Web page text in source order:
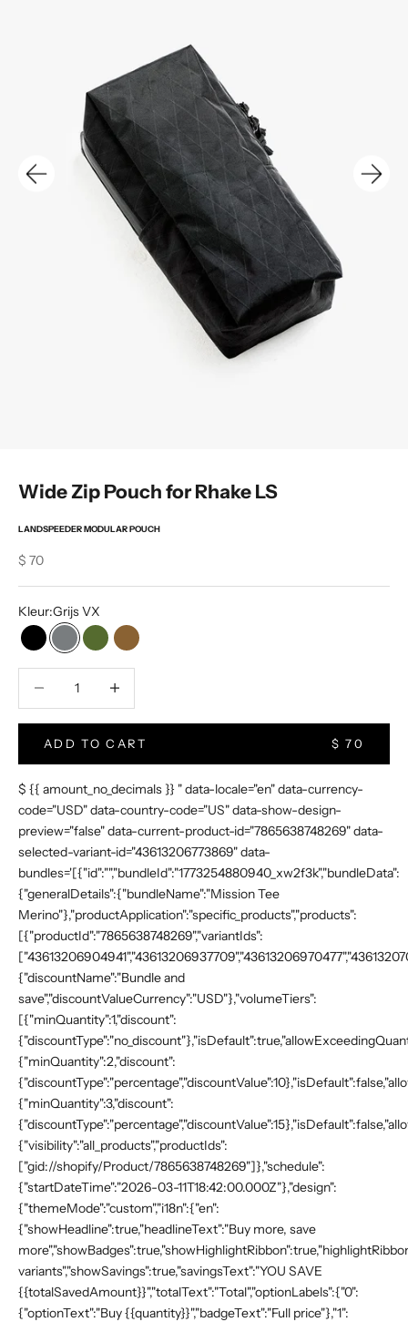
Wide Zip Pouch for Rhake LS
LANDSPEEDER MODULAR POUCH
Sale price
$ 70
Kleur:Grijs VX
Zwart VXGrijs VXOlijf VXCoyote VX
ADD TO CART $ 70
$ {{ amount_no_decimals }} " data-locale="en" data-currency-
code="USD" data-country-code="US" data-show-design-
preview="false" data-current-product-id="7865638748269" data-
selected-variant-id="43613206773869" data-
bundles='[{"id":"","bundleId":"1773254880940_xw2f3k","bundleData":
{"generalDetails":{"bundleName":"Mission Tee
Merino"},"productApplication":"specific_products","products":
[{"productId":"7865638748269","variantIds":
{"discountName":"Bundle and
save","discountValueCurrency":"USD"},"volumeTiers":
[{"minQuantity":1,"discount":
{"minQuantity":2,"discount":
{"minQuantity":3,"discount":
{"visibility":"all_products","productIds":
["gid://shopify/Product/7865638748269"]},"schedule":
{"startDateTime":"2026-03-11T18:42:00.000Z"},"design":
{"themeMode":"custom","i18n":{"en":
{"showHeadline":true,"headlineText":"Buy more, save
variants","showSavings":true,"savingsText":"YOU SAVE
{{totalSavedAmount}}","totalText":"Total","optionLabels":{"0":
{"optionText":"Buy {{quantity}}","badgeText":"Full price"},"1":